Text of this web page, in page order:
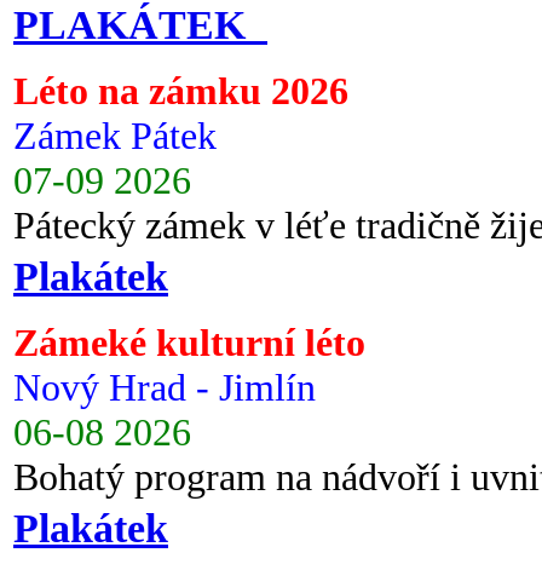
PLAKÁTEK
Léto na zámku 2026
Zámek Pátek
07-09 2026
Pátecký zámek v léťe tradičně
Plakátek
Zámeké kulturní léto
Nový Hrad - Jimlín
06-08 2026
Bohatý program na nádvoří i
Plakátek